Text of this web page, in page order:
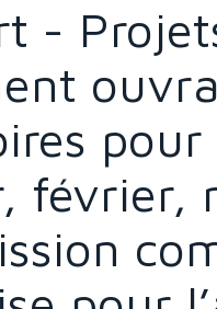
-
février,